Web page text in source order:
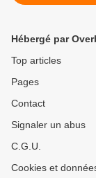
Hébergé par
Top articles
Pages
Contact
Signaler un abus
C.G.U.
Cookies et